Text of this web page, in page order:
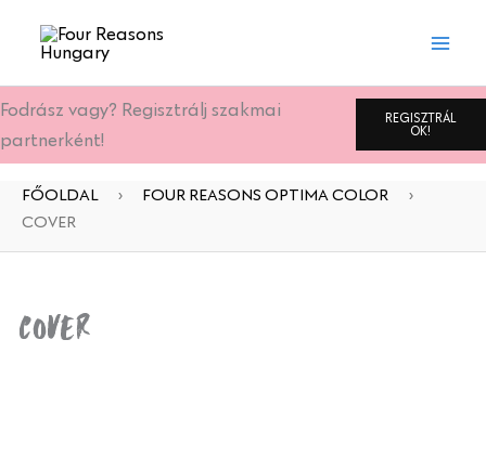
Fodrász vagy? Regisztrálj szakmai
partnerként!
REGISZTRÁL
OK!
FŐOLDAL › FOUR REASONS OPTIMA COLOR
›
COVER
Cover